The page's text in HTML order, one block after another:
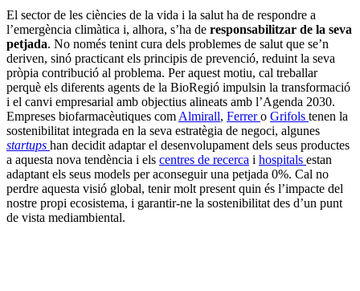
El sector de les ciències de la vida i la salut ha de respondre a
l’emergència climàtica i, alhora, s’ha de responsabilitzar de la seva
petjada. No només tenint cura dels problemes de salut que se’n
deriven, sinó practicant els principis de prevenció, reduint la seva
pròpia contribució al problema. Per aquest motiu, cal treballar
perquè els diferents agents de la BioRegió impulsin la transformació
i el canvi empresarial amb objectius alineats amb l’Agenda 2030.
Empreses biofarmacèutiques com Almirall, Ferrero Grifols tenen la
sostenibilitat integrada en la seva estratègia de negoci, algunes
startups han decidit adaptar el desenvolupament dels seus productes
a aquesta nova tendència i els centres de recerca i hospitals estan
adaptant els seus models per aconseguir una petjada 0%. Cal no
perdre aquesta visió global, tenir molt present quin és l’impacte del
nostre propi ecosistema, i garantir-ne la sostenibilitat des d’un punt
de vista mediambiental.